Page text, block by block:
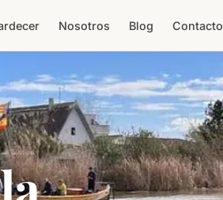
Nosotros Blog Contacto